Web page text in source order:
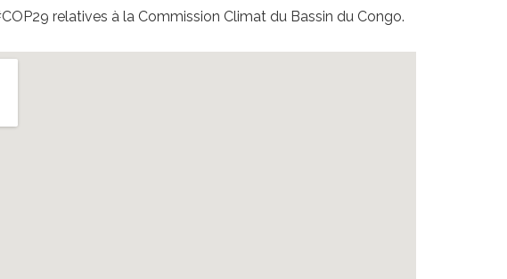
relatives à la Commission Climat du Bassin du Congo.